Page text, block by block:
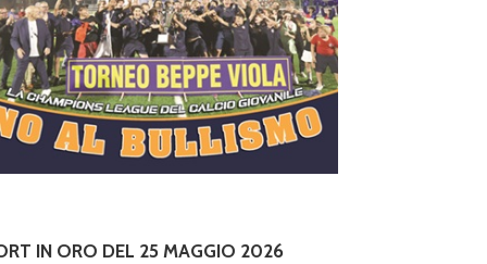
IN ORO DEL 25 MAGGIO 2026